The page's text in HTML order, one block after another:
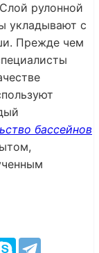
рулонной
укладывают с
Прежде чем
бассейнов